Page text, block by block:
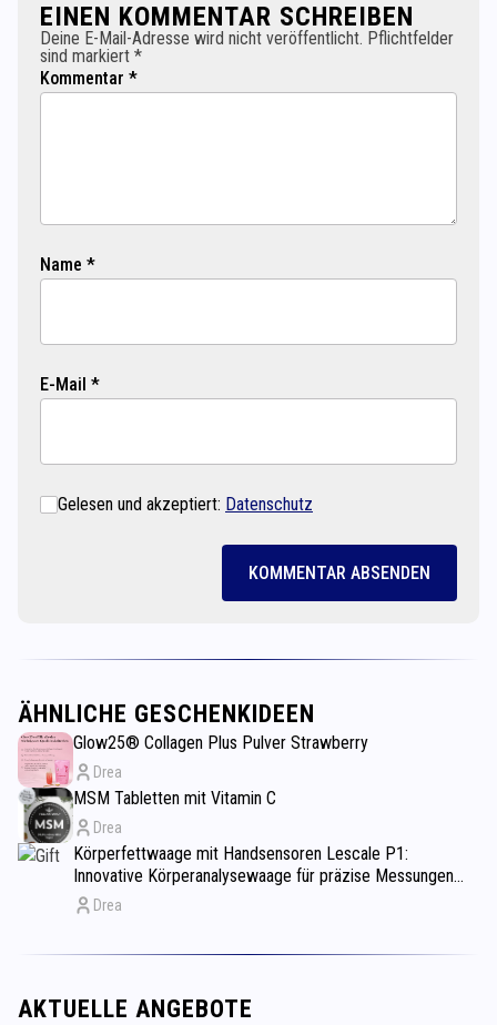
EINEN KOMMENTAR SCHREIBEN
Deine E-Mail-Adresse wird nicht veröffentlicht. Pflichtfelder
sind markiert *
Kommentar *
Name *
E-Mail *
Gelesen und akzeptiert: Datenschutz
KOMMENTAR ABSENDEN
ÄHNLICHE GESCHENKIDEEN
Glow25® Collagen Plus Pulver Strawberry
Drea
MSM Tabletten mit Vitamin C
Drea
Körperfettwaage mit Handsensoren Lescale P1:
Innovative Körperanalysewaage für präzise Messungen
und kontinuierliche Fortschrittsverfolgung
Drea
AKTUELLE ANGEBOTE